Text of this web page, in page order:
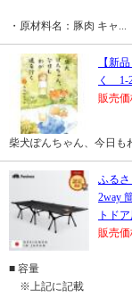
・原材料名：豚肉 キャ...
【新
く 1-
販売価
柴犬ぽんちゃん、今日
ふる
2way
トド
販売価
■ 容量
※上記に記載